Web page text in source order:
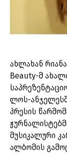
ახლახან
Beauty-მ
ლოს-
პრესის
მუსიკალური
ალბომის